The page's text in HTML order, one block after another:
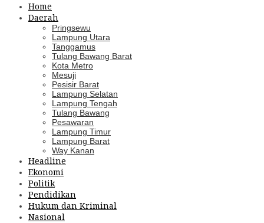
Home
Daerah
Pringsewu
Lampung Utara
Tanggamus
Tulang Bawang Barat
Kota Metro
Mesuji
Pesisir Barat
Lampung Selatan
Lampung Tengah
Tulang Bawang
Pesawaran
Lampung Timur
Lampung Barat
Way Kanan
Headline
Ekonomi
Politik
Pendidikan
Hukum dan Kriminal
Nasional